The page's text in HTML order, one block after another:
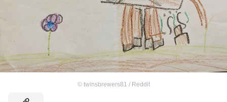
© twinsbrewers81 / Reddit